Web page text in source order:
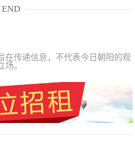
END
在传递信息，不代表今日朝阳的观
场。